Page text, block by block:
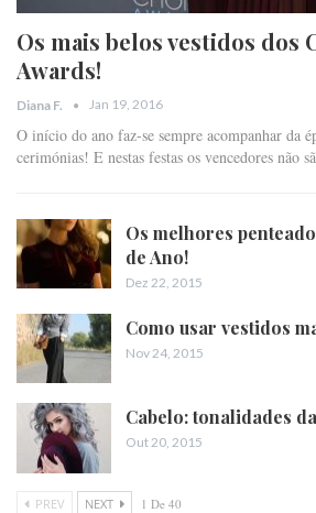
Os mais belos vestidos dos
Awards!
Diana F. Jan 19, 2016
O início do ano faz-se sempre acompanhar da
cerimónias! E nestas festas os vencedores não
Os melhores
de Ano!
Dez 22, 2015
Como usar vestidos
Nov 24, 2015
Cabelo: tonalidades
Out 20, 2015
PREV NEXT 1 De 40